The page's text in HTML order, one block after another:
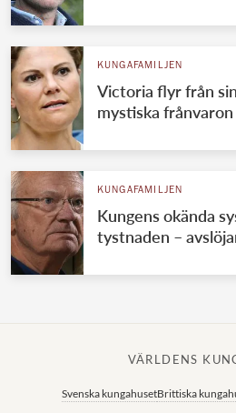
KUNGAFAMILJEN
Victoria flyr från
mystiska frånvaron
KUNGAFAMILJEN
Kungens okända
tystnaden –
VÄRLDENS
Svenska kungahusetBrittiska